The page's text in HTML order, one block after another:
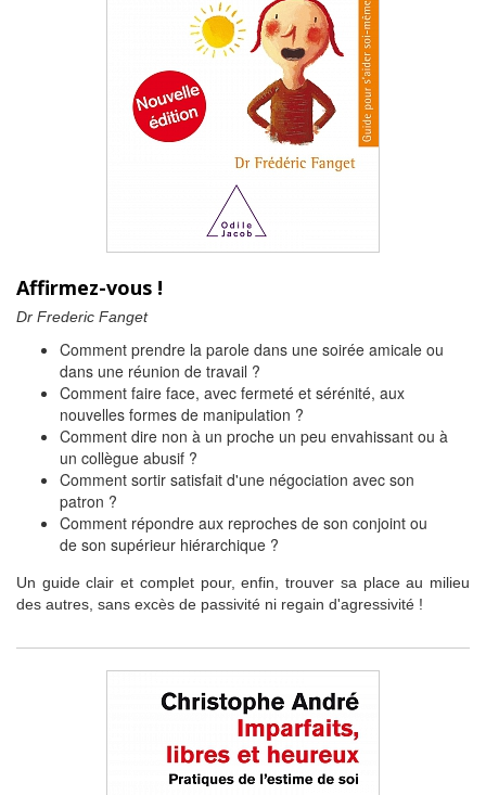
Affirmez-vous !
Dr Frederic Fanget
Comment prendre la parole dans une soirée amicale ou
dans une réunion de travail ?
Comment faire face, avec fermeté et sérénité, aux
nouvelles formes de manipulation ?
Comment dire non à un proche un peu envahissant ou à
un collègue abusif ?
Comment sortir satisfait d'une négociation avec son
patron ?
Comment répondre aux reproches de son conjoint ou
de son supérieur hiérarchique ?
Un guide clair et complet pour, enfin, trouver sa place au milieu
des autres, sans excès de passivité ni regain d'agressivité !